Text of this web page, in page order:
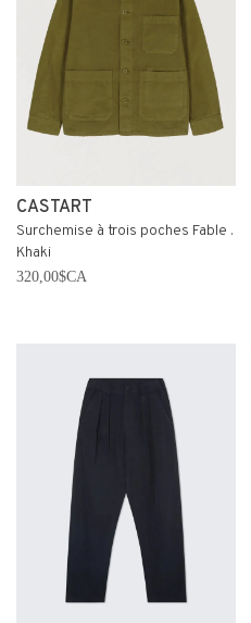
CASTART
Surchemise à trois poches Fable .
Khaki
320,00$CA